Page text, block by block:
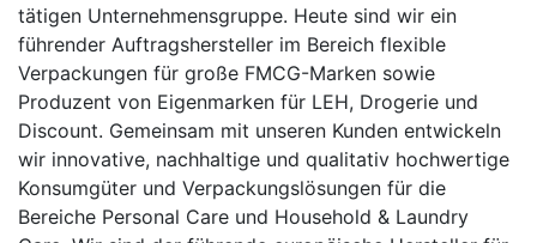
tätigen Unternehmensgruppe. Heute sind wir ein
führender Auftragshersteller im Bereich flexible
Verpackungen für große FMCG-Marken sowie
Produzent von Eigenmarken für LEH, Drogerie und
Discount. Gemeinsam mit unseren Kunden entwickeln
wir innovative, nachhaltige und qualitativ hochwertige
Konsumgüter und Verpackungslösungen für die
Bereiche Personal Care und Household & Laundry